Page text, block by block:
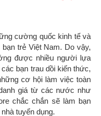
cường quốc kinh tế và
trẻ Việt Nam. Do vậy,
được nhiều người lựa
bạn trau dồi kiến thức,
cơ hội làm việc toàn
giá từ các nước như
chắc chắn sẽ làm bạn
tuyển dụng.